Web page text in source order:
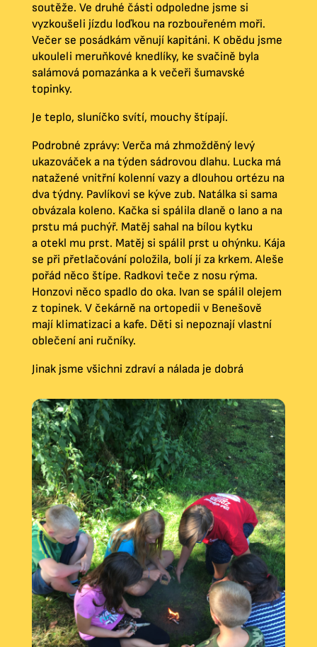
soutěže. Ve druhé části odpoledne jsme si
vyzkoušeli jízdu loďkou na rozbouřeném moři.
Večer se posádkám věnují kapitáni. K obědu jsme
ukouleli meruňkové knedlíky, ke svačině byla
salámová pomazánka a k večeři šumavské
topinky.
Je teplo, sluníčko svítí, mouchy štípají.
Podrobné zprávy: Verča má zhmožděný levý
ukazováček a na týden sádrovou dlahu. Lucka má
natažené vnitřní kolenní vazy a dlouhou ortézu na
dva týdny. Pavlíkovi se kýve zub. Natálka si sama
obvázala koleno. Kačka si spálila dlaně o lano a na
prstu má puchýř. Matěj sahal na bílou kytku
a otekl mu prst. Matěj si spálil prst u ohýnku. Kája
se při přetlačování položila, bolí jí za krkem. Aleše
pořád něco štípe. Radkovi teče z nosu rýma.
Honzovi něco spadlo do oka. Ivan se spálil olejem
z topinek. V čekárně na ortopedii v Benešově
mají klimatizaci a kafe. Děti si nepoznají vlastní
oblečení ani ručníky.
Jinak jsme všichni zdraví a nálada je dobrá